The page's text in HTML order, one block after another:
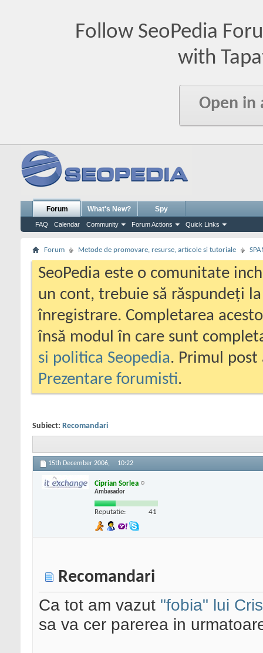
Follow SeoPedia
with
Open in
Forum
FAQ Calendar Community Forum Actions Quick Links
What's New? Spy
Forum Metode de promovare, resurse, articole si tutoriale
SeoPedia este o comunitate
un cont, trebuie să răspundeți
înregistrare. Completarea
însă modul în care sunt
si politica Seopedia. Primul
Prezentare forumisti.
Subiect: Recomandari
15th December 2006, 10:22
Ciprian Sorlea
Ambasador
Reputatie: 41
Recomandari
Ca tot am vazut "fobia" lui
sa va cer parerea in